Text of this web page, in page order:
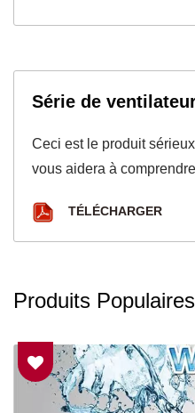
Série de
Ceci est le produit
vous aidera à
TÉLÉCHARGER
Produits Populaires